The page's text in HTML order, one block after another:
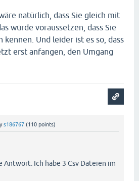
natürlich, dass Sie gleich mit
würde voraussetzen, dass Sie
kennen. Und leider ist es so, dass
erst anfangen, den Umgang
s186767 (110 points)
Antwort. Ich habe 3 Csv Dateien im